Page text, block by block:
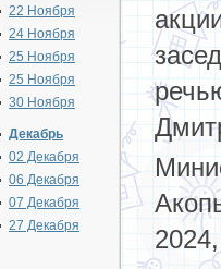
22 Ноября
24 Ноября
25 Ноября
25 Ноября
30 Ноября
Декабрь
02 Декабря
06 Декабря
07 Декабря
27 Декабря